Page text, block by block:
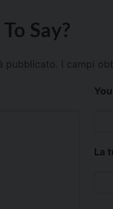
Say?
pubblicato. I campi
La